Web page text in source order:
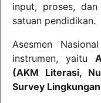
input, proses,
satuan pendidikan.
Asesmen
instrumen, yaitu
(AKM Literasi,
Survey